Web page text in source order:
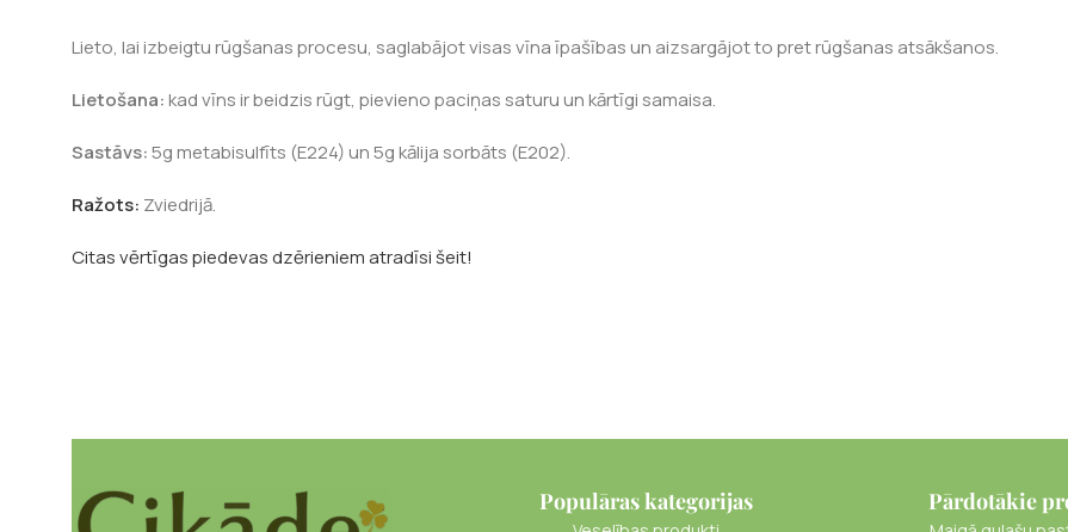
Lieto, lai izbeigtu rūgšanas procesu, saglabājot visas vīna īpašības un aizsargājot to pret rūgšanas atsākšanos.
Lietošana:kad vīns ir beidzis rūgt, pievieno paciņas saturu un kārtīgi samaisa.
Sastāvs:5g metabisulfīts (E224) un 5g kālija sorbāts (E202).
Ražots: Zviedrijā.
Citas vērtīgas piedevas dzērieniem atradīsi šeit!
Populāras kategorijas Pārdotākie